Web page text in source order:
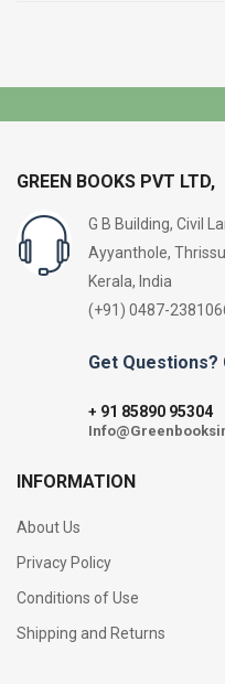
GREEN BOOKS PVT LTD,
G B Building, Civil
Ayyanthole,
Kerala, India
(+91) 0487-
Get Questions?
+ 91 85890 95304
INFORMATION
About Us
Privacy Policy
Conditions of Use
Shipping and Returns